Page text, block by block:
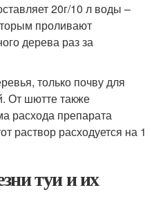
20г/10 л воды –
проливают
дерева раз за
только почву для
От шютте также
расхода препарата
раствор расходуется на 1
туи и их